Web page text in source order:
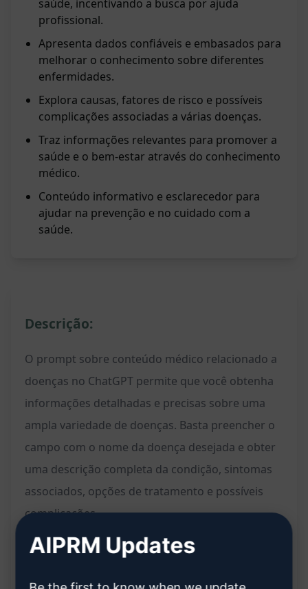
saúde, incentivando a busca por ajuda
profissional.
Apresenta dados confiáveis e embasados para
melhorar o conhecimento sobre diferentes
enfermidades.
Explora causas, fatores de risco e possíveis
complicações associadas a várias doenças.
Traz informações relevantes para promover a
saúde e o bem-estar através do conhecimento
médico.
Conteúdo informativo e esclarecedor para
ajudar na prevenção e no cuidado com a
saúde.
Descrição:
O prompt sobre conteúdo médico relacionado a
doenças no ChatGPT permite que você obtenha
informações detalhadas e precisas sobre uma
ampla variedade de doenças. Basta preencher o
campo com o nome da doença desejada e obter
uma descrição completa da condição, sintomas
associados, opções de tratamento e possíveis
complicações.
Recursos:
AIPRM Updates